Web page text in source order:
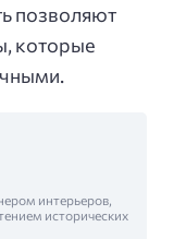
позволяют
которые
интерьеров,
исторических